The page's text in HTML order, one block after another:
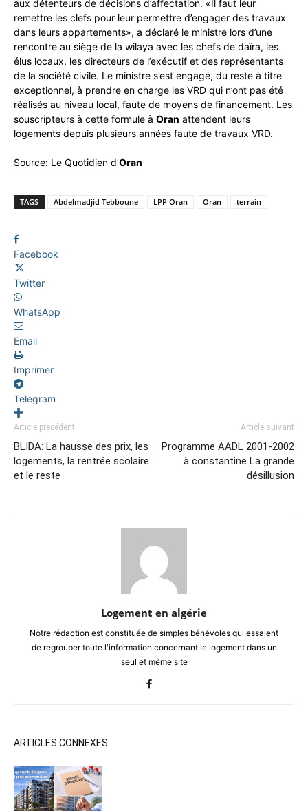
aux détenteurs de décisions d’affectation. «Il faut leur
remettre les clefs pour leur permettre d’engager des travaux
dans leurs appartements», a déclaré le ministre lors d’une
rencontre au siège de la wilaya avec les chefs de daïra, les
élus locaux, les directeurs de l’exécutif et des représentants
de la société civile. Le ministre s’est engagé, du reste à titre
exceptionnel, à prendre en charge les VRD qui n’ont pas été
réalisés au niveau local, faute de moyens de financement. Les
souscripteurs à cette formule à Oran attendent leurs
logements depuis plusieurs années faute de travaux VRD.
Source: Le Quotidien d’Oran
TAGS Abdelmadjid Tebboune LPP Oran Oran terrain
Facebook
Twitter
WhatsApp
Email
Imprimer
Telegram
Article précédent
BLIDA: La hausse des prix, les
logements, la rentrée scolaire
et le reste
Article suivant
Programme AADL 2001-2002
à constantine La grande
désillusion
Logement en algérie
Notre rédaction est constituée de simples bénévoles qui essaient
de regrouper toute l'information concernant le logement dans un
seul et même site
ARTICLES CONNEXES